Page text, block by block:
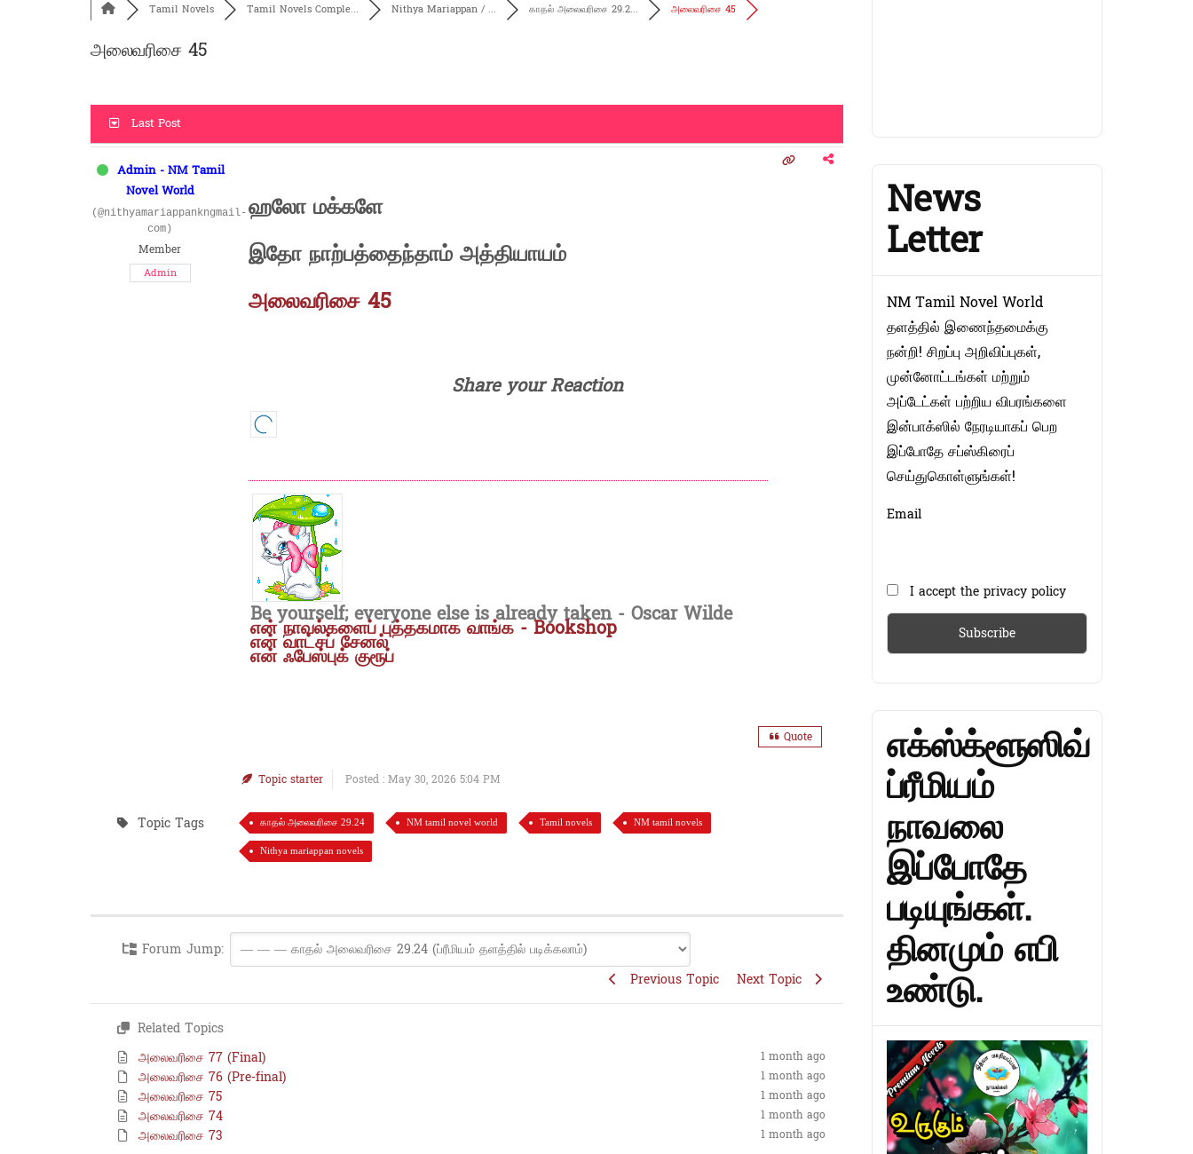
Tamil Novels Tamil Novels Comple... Nithya Mariappan / ... காதல் அலைவரிசை 29.2... அலைவரிசை 45
அலைவரிசை 45
Last Post
Admin - NM Tamil
Novel World
(@nithyamariappankngmail-
com)
Member
Admin
ஹலோ மக்களே
இதோ நாற்பத்தைந்தாம் அத்தியாயம்
அலைவரிசை 45
Share your Reaction
Be yourself; everyone else is already taken - Oscar Wilde
என் நாவல்களைப் புத்தகமாக வாங்க - Bookshop
என் வாட்சப் சேனல்
என் ஃபேஸ்புக் குரூப்
Quote
Topic starter Posted : May 30, 2026 5:04 PM
Topic Tags காதல் அலைவரிசை 29.24 NM tamil novel world Tamil novels NM tamil novels
Nithya mariappan novels
Forum Jump:
Previous Topic
Next Topic
Related Topics
அலைவரிசை 77 (Final)
1 month ago
அலைவரிசை 76 (Pre-final) 1 month ago
அலைவரிசை 75 1 month ago
அலைவரிசை 74 1 month ago
அலைவரிசை 73 1 month ago
News
Letter
NM Tamil Novel World
தளத்தில் இணைந்தமைக்கு
நன்றி! சிறப்பு அறிவிப்புகள்,
முன்னோட்டங்கள் மற்றும்
அப்டேட்கள் பற்றிய விபரங்களை
இன்பாக்ஸில் நேரடியாகப் பெற
இப்போதே சப்ஸ்கிரைப்
செய்துகொள்ளுங்கள்!
Email
I accept the privacy policy
எக்ஸ்க்ளூஸிவ்
ப்ரீமியம்
நாவலை
இப்போதே
படியுங்கள்.
தினமும் எபி
உண்டு.